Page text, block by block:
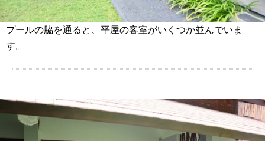
プールの脇を通ると、平屋の客室がいくつか並んでいま
す。